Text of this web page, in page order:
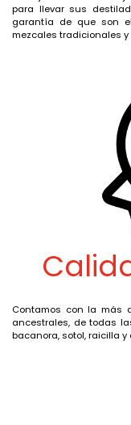
para llevar sus
garantía de que son
mezcales tradicionales
Contamos con la más
ancestrales, de todas
bacanora, sotol, raicilla